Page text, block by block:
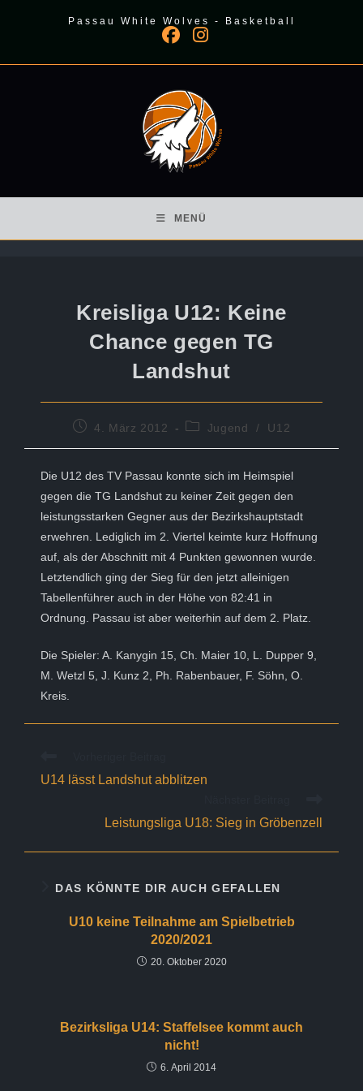
Passau White Wolves - Basketball
MENÜ
Kreisliga U12: Keine
Chance gegen TG
Landshut
Beitrag4. März 2012
Beitrags-
Jugend / U12
Die U12 des TV Passau konnte sich im Heimspiel
gegen die TG Landshut zu keiner Zeit gegen den
leistungsstarken Gegner aus der Bezirkshauptstadt
erwehren. Lediglich im 2. Viertel keimte kurz Hoffnung
auf, als der Abschnitt mit 4 Punkten gewonnen wurde.
Letztendlich ging der Sieg für den jetzt alleinigen
Tabellenführer auch in der Höhe von 82:41 in
Ordnung. Passau ist aber weiterhin auf dem 2. Platz.
Die Spieler: A. Kanygin 15, Ch. Maier 10, L. Dupper 9,
M. Wetzl 5, J. Kunz 2, Ph. Rabenbauer, F. Söhn, O.
Kreis.
ansehen
U14 lässt Landshut abblitzen
Leistungsliga U18: Sieg in Gröbenzell
DAS KÖNNTE DIR AUCH GEFALLEN
U10 keine Teilnahme am Spielbetrieb
2020/2021
20. Oktober 2020
Bezirksliga U14: Staffelsee kommt auch
nicht!
6. April 2014